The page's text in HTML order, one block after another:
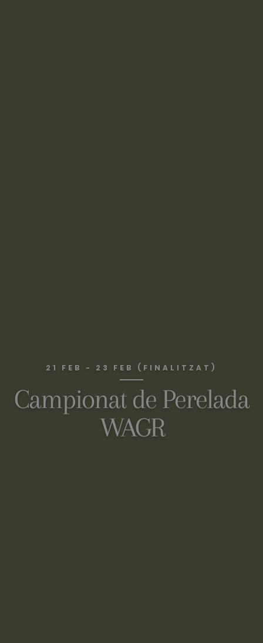
21 FEB - 23 FEB (FINALITZAT)
Campionat de Perelada
WAGR